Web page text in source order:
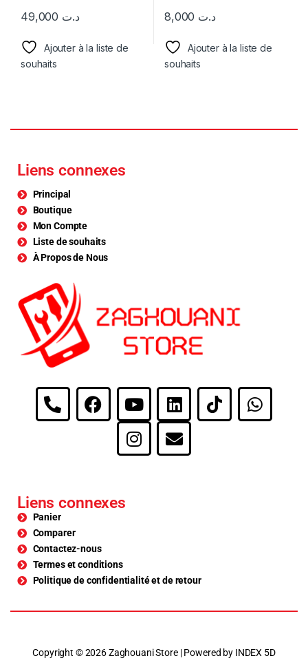
د.ت
Ajouter à la liste de
souhaits
د.ت
Ajouter à la liste de
souhaits
Liens connexes
Principal
Boutique
Mon Compte
Liste de souhaits
À Propos de Nous
Liens connexes
Panier
Comparer
Contactez-nous
Termes et conditions
Politique de confidentialité et de retour
Copyright © 2026 Zaghouani Store | Powered by INDEX 5D